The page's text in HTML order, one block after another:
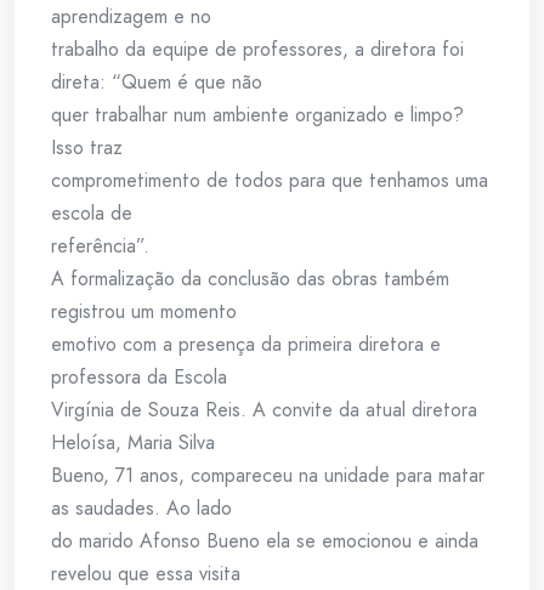
aprendizagem e no
trabalho da equipe de professores, a diretora foi
direta: “Quem é que não
quer trabalhar num ambiente organizado e limpo?
Isso traz
comprometimento de todos para que tenhamos uma
escola de
referência”.
A formalização da conclusão das obras também
registrou um momento
emotivo com a presença da primeira diretora e
professora da Escola
Virgínia de Souza Reis. A convite da atual diretora
Heloísa, Maria Silva
Bueno, 71 anos, compareceu na unidade para matar
as saudades. Ao lado
do marido Afonso Bueno ela se emocionou e ainda
revelou que essa visita